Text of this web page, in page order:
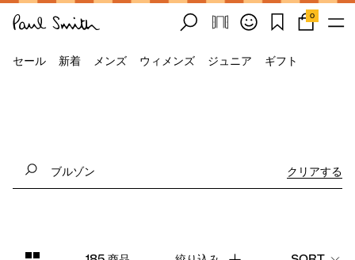
0
セール 新着 メンズ ウィメンズ ジュニア ギフト
クリアする